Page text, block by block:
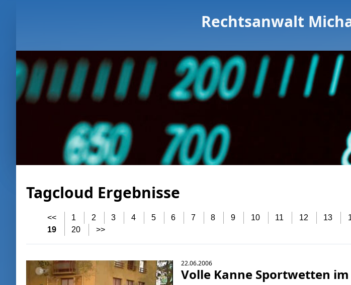
Rechtsanwalt
Tagcloud Ergebnisse
<< 1 2 3 4 5 6 7 8 9 10 11 12 13
19
20 >>
22.06.2006
Volle Kanne Sportwetten